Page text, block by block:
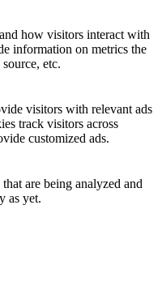
how visitors interact with
information on metrics the
etc.
visitors with relevant ads
track visitors across
customized ads.
are being analyzed and
as yet.